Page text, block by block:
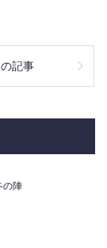
記事
の陣